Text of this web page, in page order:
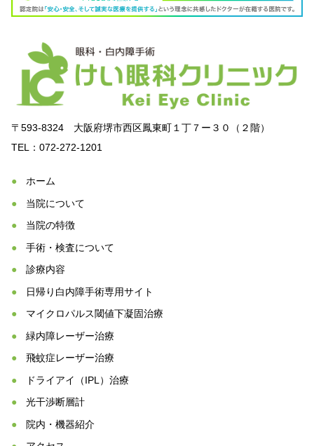
〒593-8324 大阪府堺市西区鳳東町１丁７ー３０（２階）
TEL：072-272-1201
ホーム
当院について
当院の特徴
手術・検査について
診療内容
日帰り白内障手術専用サイト
マイクロパルス閾値下凝固治療
緑内障レーザー治療
飛蚊症レーザー治療
ドライアイ（IPL）治療
光干渉断層計
院内・機器紹介